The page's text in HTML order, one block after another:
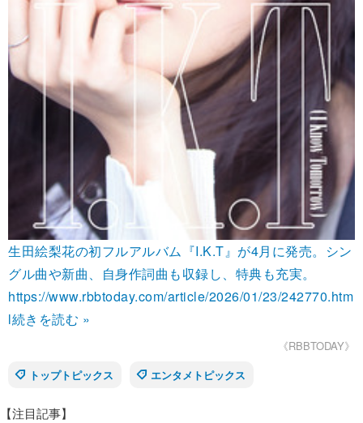
生田絵梨花の初フルアルバム『I.K.T』が4月に発売。シン
グル曲や新曲、自身作詞曲も収録し、特典も充実。
https://www.rbbtoday.com/article/2026/01/23/242770.htm
l続きを読む »
《RBBTODAY》
トップトピックス
エンタメトピックス
【注目記事】